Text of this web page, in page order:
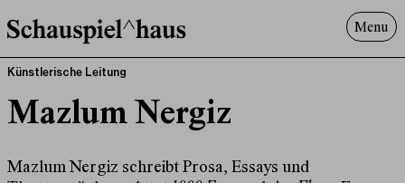
Menu
Künstlerische Leitung
Mazlum Nergiz
Mazlum Nergiz schreibt Prosa, Essays und